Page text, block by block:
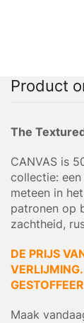
Product
The
CANVAS is
collectie:
meteen in
patronen op
zachtheid,
DE PRIJS
Maak